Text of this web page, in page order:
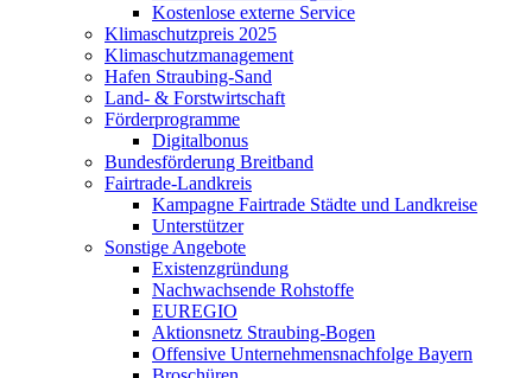
Kostenlose externe Service
Klimaschutzpreis 2025
Klimaschutzmanagement
Hafen Straubing-Sand
Land- & Forstwirtschaft
Förderprogramme
Digitalbonus
Bundesförderung Breitband
Fairtrade-Landkreis
Kampagne Fairtrade Städte und Landkreise
Unterstützer
Sonstige Angebote
Existenzgründung
Nachwachsende Rohstoffe
EUREGIO
Aktionsnetz Straubing-Bogen
Offensive Unternehmensnachfolge Bayern